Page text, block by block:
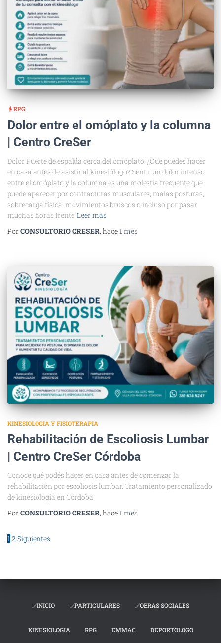
🧍RPG
Dolor entre el omóplato y la columna
| Centro CreSer
Dolor Fuerte de espalda cerca del omóplato: ¿Qué puedes hacer
en casa antes de asistir al kinesiólogo? Sentir un dolor intenso
entre el omóplato y la columna es una molestia frecuente que
puede aparecer por contracturas musculares, malas posturas,
sobrecarga física, movimientos bruscos o incluso por pasar
muchas horas frente Leer más
PorCONSULTORIO CRESER, hace1 mes
KINESIOLOGIA Y FISIOTERAPIA
Rehabilitación de Escoliosis Lumbar
| Centro CreSer Córdoba
Conocé qué podés hacer en casa antes de comenzar la
rehabilitación por escoliosis lumbar. Tratamiento personalizado
de kinesiología en Córdoba.
PorCONSULTORIO CRESER, hace1 mes
12 Siguientes
✅INICIO ✅PARTICULARES ✅OBRAS SOCIALES
KINESIOLOGIA RPG EMMAC DEPORTOLOGO